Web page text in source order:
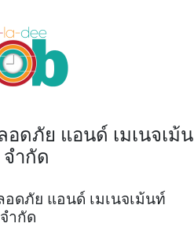
ดภัย แอนด์ เมเนจเม้น
ำกัด
ดภัย แอนด์ เมเนจเม้นท์
จำกัด